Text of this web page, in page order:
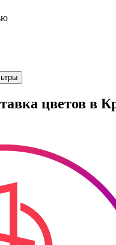
цветов в